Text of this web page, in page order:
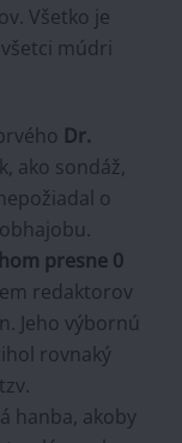
Všetko je
múdri
Dr.
ako sondáž,
o
presne 0
redaktorov
Jeho výbornú
rovnaký
hanba, akoby